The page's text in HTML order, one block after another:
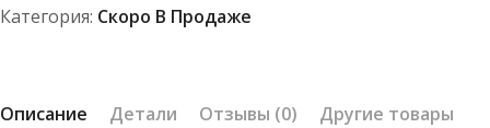
Категория: Скоро В Продаже
Описание Детали Отзывы (0) Другие товары